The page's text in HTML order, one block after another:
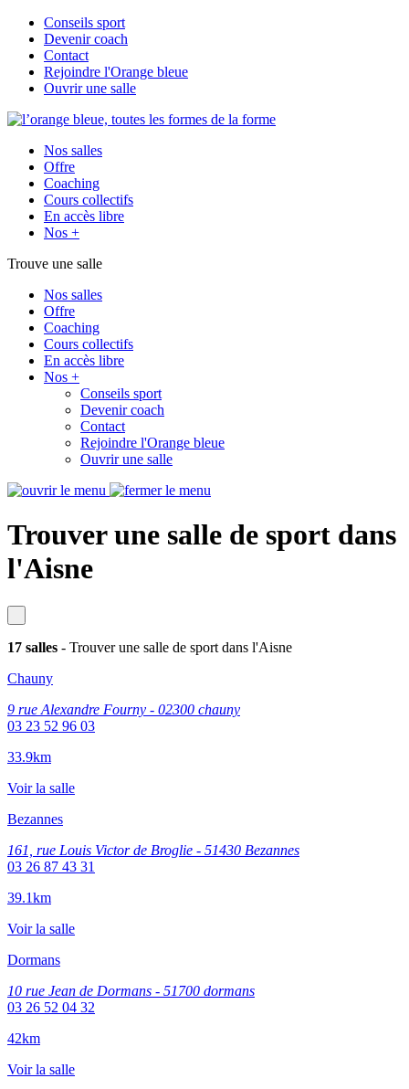
Conseils sport
Devenir coach
Contact
Rejoindre l'Orange bleue
Ouvrir une salle
Nos salles
Offre
Coaching
Cours collectifs
En accès libre
Nos +
Trouve une salle
Nos salles
Offre
Coaching
Cours collectifs
En accès libre
Nos +
Conseils sport
Devenir coach
Contact
Rejoindre l'Orange bleue
Ouvrir une salle
Trouver une salle de sport dans
l'Aisne
17 salles - Trouver une salle de sport dans l'Aisne
Chauny
9 rue Alexandre Fourny - 02300 chauny
03 23 52 96 03
33.9km
Voir la salle
Bezannes
161, rue Louis Victor de Broglie - 51430 Bezannes
03 26 87 43 31
39.1km
Voir la salle
Dormans
10 rue Jean de Dormans - 51700 dormans
03 26 52 04 32
42km
Voir la salle